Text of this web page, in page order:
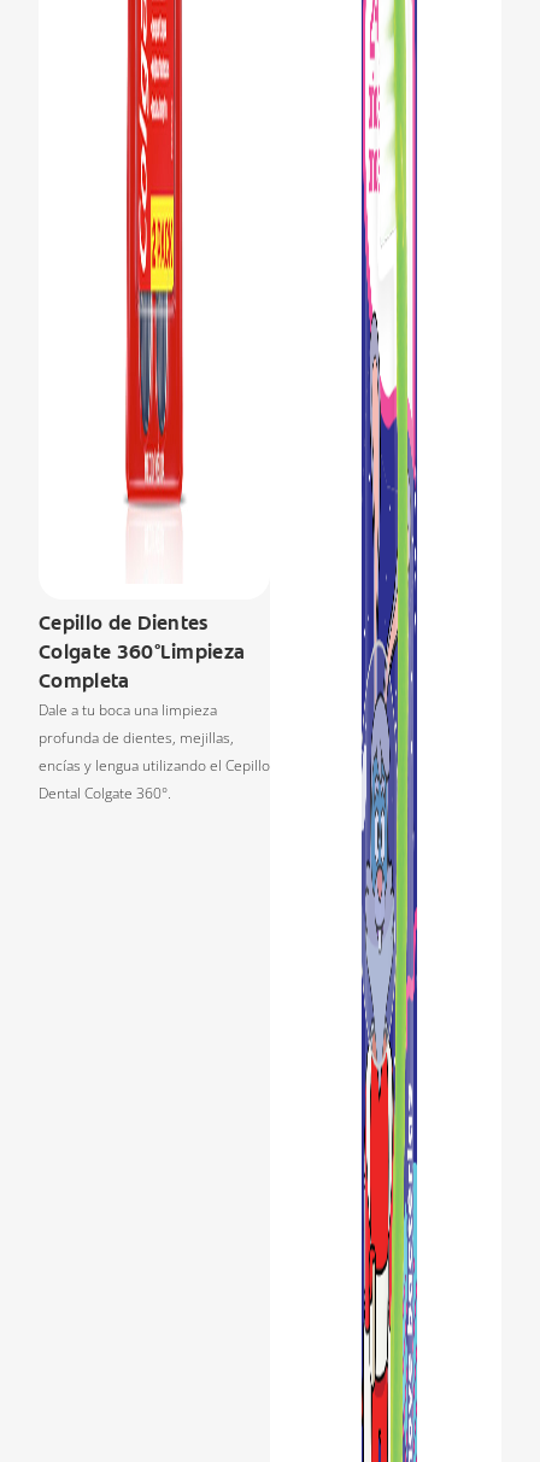
Cepillo de Dientes
Colgate 360°Limpieza
Completa
Dale a tu boca una limpieza
profunda de dientes, mejillas,
encías y lengua utilizando el Cepillo
Dental Colgate 360°.